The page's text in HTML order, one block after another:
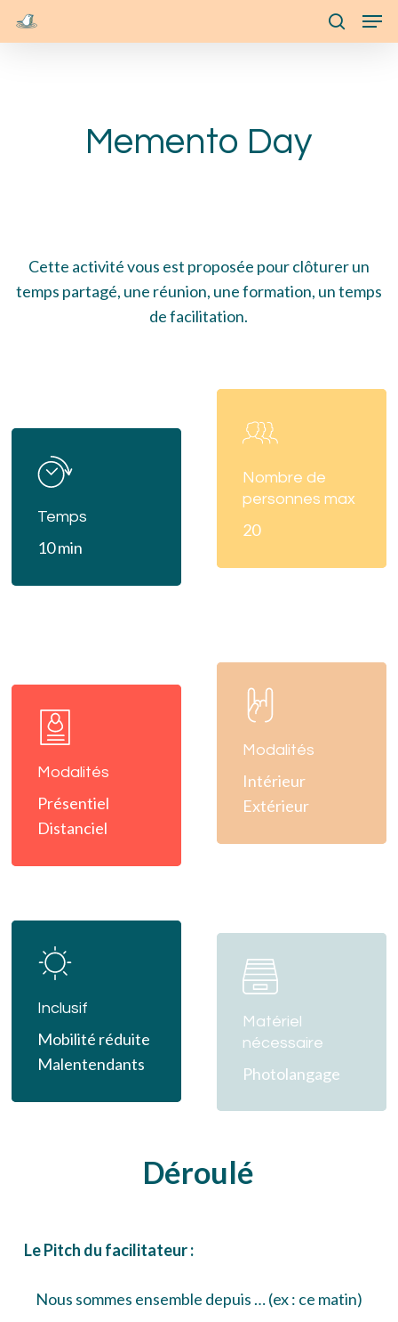
Skip
search
Memento Day
Cette activité vous est proposée pour clôturer un
temps partagé, une réunion, une formation, un temps
de facilitation.
Temps
10 min
Nombre de
personnes max
20
Modalités
Présentiel
Distanciel
Modalités
Intérieur
Extérieur
Inclusif
Mobilité réduite
Malentendants
Matériel
nécessaire
Photolangage
Déroulé
Le Pitch du facilitateur :
Nous sommes ensemble depuis … (ex : ce matin)
Menu